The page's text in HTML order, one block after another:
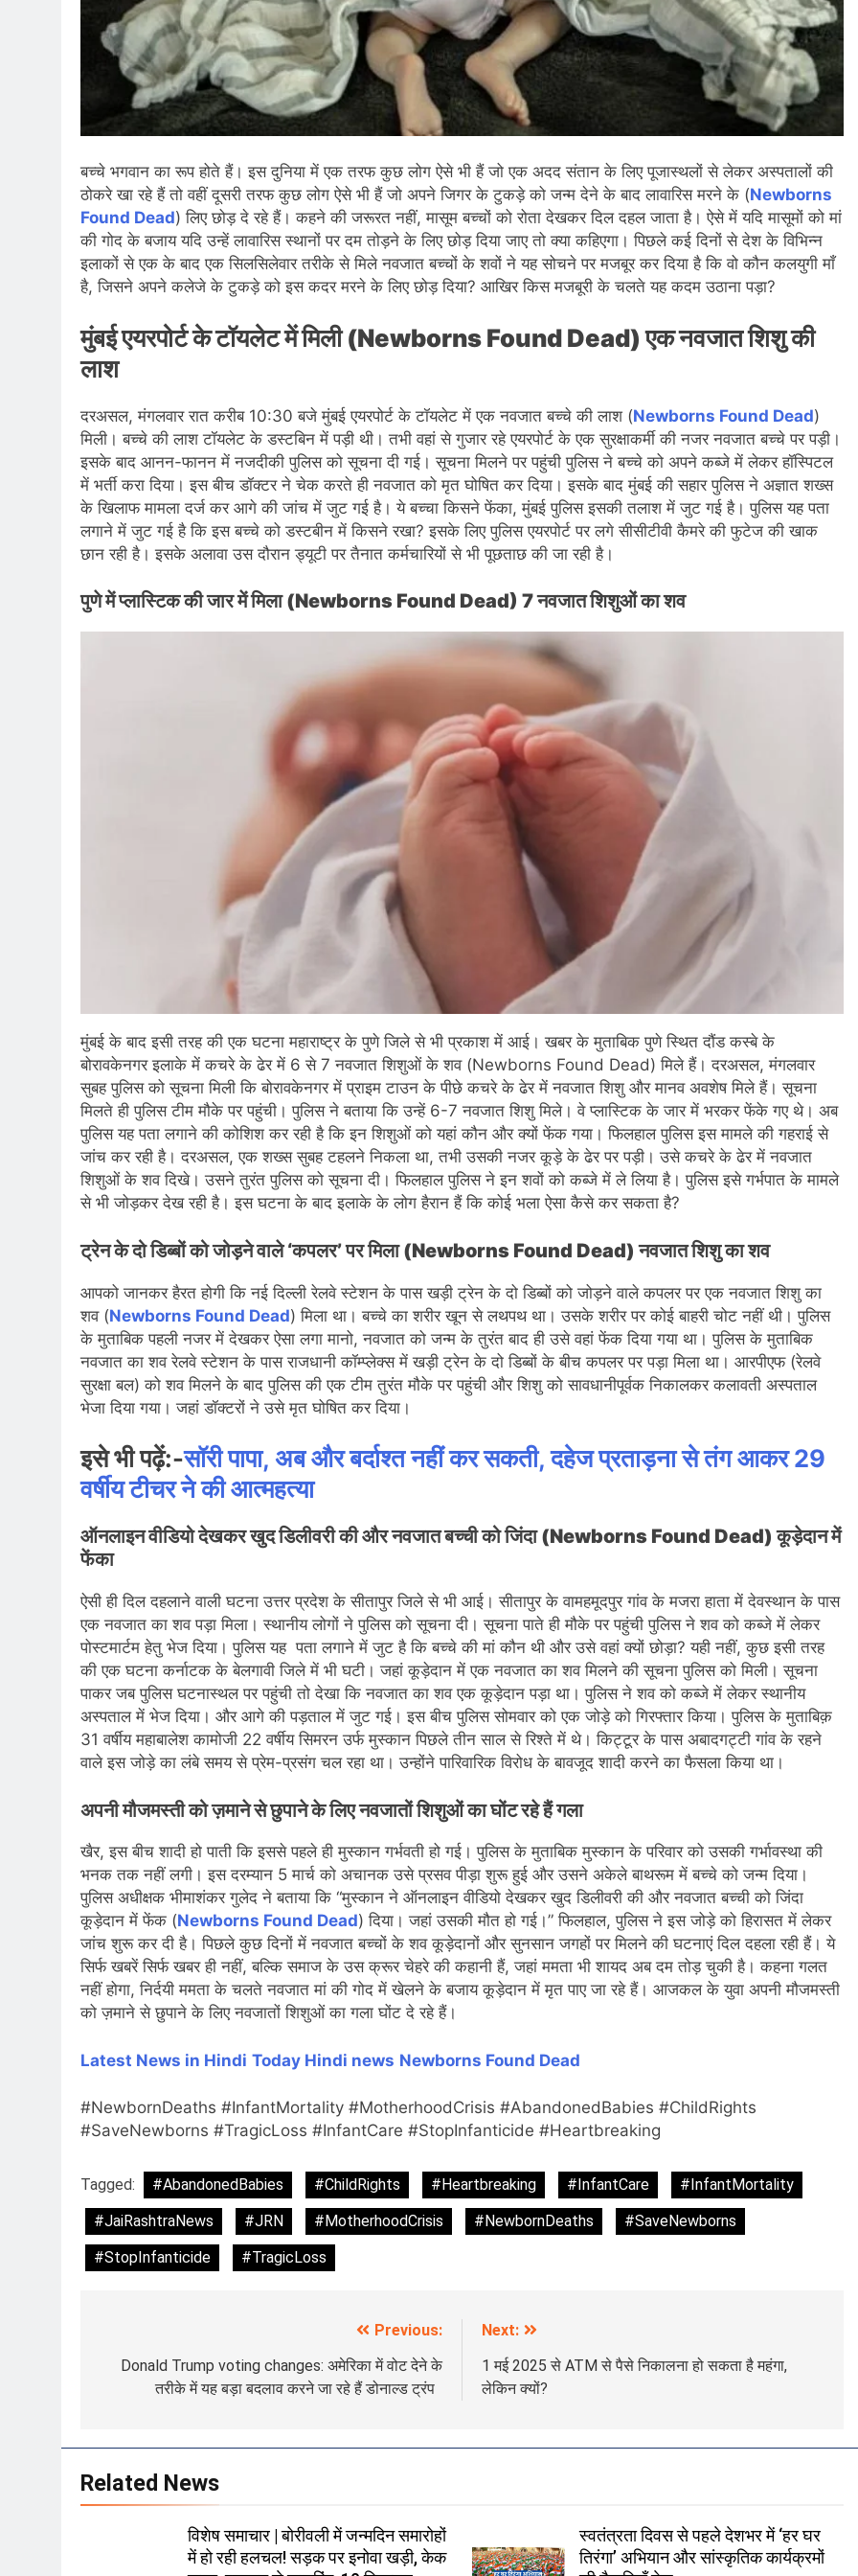
बच्चे भगवान का रूप होते हैं। इस दुनिया में एक तरफ कुछ लोग ऐसे भी हैं जो एक अदद संतान के लिए पूजास्थलों से लेकर अस्पतालों की
ठोकरे खा रहे हैं तो वहीं दूसरी तरफ कुछ लोग ऐसे भी हैं जो अपने जिगर के टुकड़े को जन्म देने के बाद लावारिस मरने के (Newborns
Found Dead) लिए छोड़ दे रहे हैं। कहने की जरूरत नहीं, मासूम बच्चों को रोता देखकर दिल दहल जाता है। ऐसे में यदि मासूमों को मां
की गोद के बजाय यदि उन्हें लावारिस स्थानों पर दम तोड़ने के लिए छोड़ दिया जाए तो क्या कहिएगा। पिछले कई दिनों से देश के विभिन्न
इलाकों से एक के बाद एक सिलसिलेवार तरीके से मिले नवजात बच्चों के शवों ने यह सोचने पर मजबूर कर दिया है कि वो कौन कलयुगी माँ
है, जिसने अपने कलेजे के टुकड़े को इस कदर मरने के लिए छोड़ दिया? आखिर किस मजबूरी के चलते यह कदम उठाना पड़ा?
मुंबई एयरपोर्ट के टॉयलेट में मिली (Newborns Found Dead) एक नवजात शिशु की
लाश
दरअसल, मंगलवार रात करीब 10:30 बजे मुंबई एयरपोर्ट के टॉयलेट में एक नवजात बच्चे की लाश (Newborns Found Dead)
मिली। बच्चे की लाश टॉयलेट के डस्टबिन में पड़ी थी। तभी वहां से गुजार रहे एयरपोर्ट के एक सुरक्षाकर्मी की नजर नवजात बच्चे पर पड़ी।
इसके बाद आनन-फानन में नजदीकी पुलिस को सूचना दी गई। सूचना मिलने पर पहुंची पुलिस ने बच्चे को अपने कब्जे में लेकर हॉस्पिटल
में भर्ती करा दिया। इस बीच डॉक्टर ने चेक करते ही नवजात को मृत घोषित कर दिया। इसके बाद मुंबई की सहार पुलिस ने अज्ञात शख्स
के खिलाफ मामला दर्ज कर आगे की जांच में जुट गई है। ये बच्चा किसने फेंका, मुंबई पुलिस इसकी तलाश में जुट गई है। पुलिस यह पता
लगाने में जुट गई है कि इस बच्चे को डस्टबीन में किसने रखा? इसके लिए पुलिस एयरपोर्ट पर लगे सीसीटीवी कैमरे की फुटेज की खाक
छान रही है। इसके अलावा उस दौरान ड्यूटी पर तैनात कर्मचारियों से भी पूछताछ की जा रही है।
पुणे में प्लास्टिक की जार में मिला (Newborns Found Dead) 7 नवजात शिशुओं का शव
मुंबई के बाद इसी तरह की एक घटना महाराष्ट्र के पुणे जिले से भी प्रकाश में आई। खबर के मुताबिक पुणे स्थित दौंड कस्बे के
बोरावकेनगर इलाके में कचरे के ढेर में 6 से 7 नवजात शिशुओं के शव (Newborns Found Dead) मिले हैं। दरअसल, मंगलवार
सुबह पुलिस को सूचना मिली कि बोरावकेनगर में प्राइम टाउन के पीछे कचरे के ढेर में नवजात शिशु और मानव अवशेष मिले हैं। सूचना
मिलते ही पुलिस टीम मौके पर पहुंची। पुलिस ने बताया कि उन्हें 6-7 नवजात शिशु मिले। वे प्लास्टिक के जार में भरकर फेंके गए थे। अब
पुलिस यह पता लगाने की कोशिश कर रही है कि इन शिशुओं को यहां कौन और क्यों फेंक गया। फिलहाल पुलिस इस मामले की गहराई से
जांच कर रही है। दरअसल, एक शख्स सुबह टहलने निकला था, तभी उसकी नजर कूड़े के ढेर पर पड़ी। उसे कचरे के ढेर में नवजात
शिशुओं के शव दिखे। उसने तुरंत पुलिस को सूचना दी। फिलहाल पुलिस ने इन शवों को कब्जे में ले लिया है। पुलिस इसे गर्भपात के मामले
से भी जोड़कर देख रही है। इस घटना के बाद इलाके के लोग हैरान हैं कि कोई भला ऐसा कैसे कर सकता है?
ट्रेन के दो डिब्बों को जोड़ने वाले ‘कपलर’ पर मिला (Newborns Found Dead) नवजात शिशु का शव
आपको जानकर हैरत होगी कि नई दिल्ली रेलवे स्टेशन के पास खड़ी ट्रेन के दो डिब्बों को जोड़ने वाले कपलर पर एक नवजात शिशु का
शव (Newborns Found Dead) मिला था। बच्चे का शरीर खून से लथपथ था। उसके शरीर पर कोई बाहरी चोट नहीं थी। पुलिस
के मुताबिक पहली नजर में देखकर ऐसा लगा मानो, नवजात को जन्म के तुरंत बाद ही उसे वहां फेंक दिया गया था। पुलिस के मुताबिक
नवजात का शव रेलवे स्टेशन के पास राजधानी कॉम्प्लेक्स में खड़ी ट्रेन के दो डिब्बों के बीच कपलर पर पड़ा मिला था। आरपीएफ (रेलवे
सुरक्षा बल) को शव मिलने के बाद पुलिस की एक टीम तुरंत मौके पर पहुंची और शिशु को सावधानीपूर्वक निकालकर कलावती अस्पताल
भेजा दिया गया। जहां डॉक्टरों ने उसे मृत घोषित कर दिया।
इसे भी पढ़ें:-सॉरी पापा, अब और बर्दाश्त नहीं कर सकती, दहेज प्रताड़ना से तंग आकर 29
वर्षीय टीचर ने की आत्महत्या
ऑनलाइन वीडियो देखकर खुद डिलीवरी की और नवजात बच्ची को जिंदा (Newborns Found Dead) कूड़ेदान में
फेंका
ऐसी ही दिल दहलाने वाली घटना उत्तर प्रदेश के सीतापुर जिले से भी आई। सीतापुर के वामहमूदपुर गांव के मजरा हाता में देवस्थान के पास
एक नवजात का शव पड़ा मिला। स्थानीय लोगों ने पुलिस को सूचना दी। सूचना पाते ही मौके पर पहुंची पुलिस ने शव को कब्जे में लेकर
पोस्टमार्टम हेतु भेज दिया। पुलिस यह पता लगाने में जुट है कि बच्चे की मां कौन थी और उसे वहां क्यों छोड़ा? यही नहीं, कुछ इसी तरह
की एक घटना कर्नाटक के बेलगावी जिले में भी घटी। जहां कूड़ेदान में एक नवजात का शव मिलने की सूचना पुलिस को मिली। सूचना
पाकर जब पुलिस घटनास्थल पर पहुंची तो देखा कि नवजात का शव एक कूड़ेदान पड़ा था। पुलिस ने शव को कब्जे में लेकर स्थानीय
अस्पताल में भेज दिया। और आगे की पड़ताल में जुट गई। इस बीच पुलिस सोमवार को एक जोड़े को गिरफ्तार किया। पुलिस के मुताबिक़
31 वर्षीय महाबालेश कामोजी 22 वर्षीय सिमरन उर्फ मुस्कान पिछले तीन साल से रिश्ते में थे। किट्टूर के पास अबादगट्टी गांव के रहने
वाले इस जोड़े का लंबे समय से प्रेम-प्रसंग चल रहा था। उन्होंने पारिवारिक विरोध के बावजूद शादी करने का फैसला किया था।
अपनी मौजमस्ती को ज़माने से छुपाने के लिए नवजातों शिशुओं का घोंट रहे हैं गला
खैर, इस बीच शादी हो पाती कि इससे पहले ही मुस्कान गर्भवती हो गई। पुलिस के मुताबिक मुस्कान के परिवार को उसकी गर्भावस्था की
भनक तक नहीं लगी। इस दरम्यान 5 मार्च को अचानक उसे प्रसव पीड़ा शुरू हुई और उसने अकेले बाथरूम में बच्चे को जन्म दिया।
पुलिस अधीक्षक भीमाशंकर गुलेद ने बताया कि “मुस्कान ने ऑनलाइन वीडियो देखकर खुद डिलीवरी की और नवजात बच्ची को जिंदा
कूड़ेदान में फेंक (Newborns Found Dead) दिया। जहां उसकी मौत हो गई।” फिलहाल, पुलिस ने इस जोड़े को हिरासत में लेकर
जांच शुरू कर दी है। पिछले कुछ दिनों में नवजात बच्चों के शव कूड़ेदानों और सुनसान जगहों पर मिलने की घटनाएं दिल दहला रही हैं। ये
सिर्फ खबरें सिर्फ खबर ही नहीं, बल्कि समाज के उस क्रूर चेहरे की कहानी हैं, जहां ममता भी शायद अब दम तोड़ चुकी है। कहना गलत
नहीं होगा, निर्दयी ममता के चलते नवजात मां की गोद में खेलने के बजाय कूड़ेदान में मृत पाए जा रहे हैं। आजकल के युवा अपनी मौजमस्ती
को ज़माने से छुपाने के लिए नवजातों शिशुओं का गला घोंट दे रहे हैं।
Latest News in Hindi Today Hindi news Newborns Found Dead
#NewbornDeaths #InfantMortality #MotherhoodCrisis #AbandonedBabies #ChildRights
#SaveNewborns #TragicLoss #InfantCare #StopInfanticide #Heartbreaking
Tagged: #AbandonedBabies #ChildRights #Heartbreaking #InfantCare
#InfantMortality
#JaiRashtraNews
#JRN #MotherhoodCrisis #NewbornDeaths
#SaveNewborns
#StopInfanticide
#TragicLoss
navigation
Previous:
Donald Trump voting changes: अमेरिका में वोट देने के
तरीके में यह बड़ा बदलाव करने जा रहे हैं डोनाल्ड ट्रंप
Next:
1 मई 2025 से ATM से पैसे निकालना हो सकता है महंगा,
लेकिन क्यों?
Related News
विशेष समाचार | बोरीवली में जन्मदिन समारोहों
में हो रही हलचल! सड़क पर इनोवा खड़ी, केक
स्वतंत्रता दिवस से पहले देशभर में ‘हर घर
तिरंगा’ अभियान और सांस्कृतिक कार्यक्रमों